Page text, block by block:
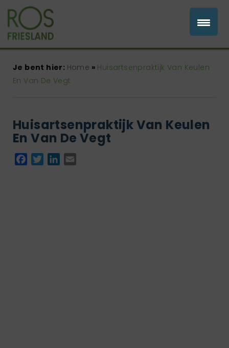
Je bent hier: Home » Huisartsenpraktijk Van Keulen
En Van De Vegt
Huisartsenpraktijk Van Keulen
En Van De Vegt
Facebook
TwitterLinkedIn